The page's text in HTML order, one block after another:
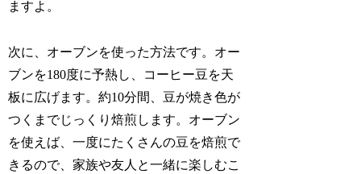
ますよ。
次に、オーブンを使った方法です。オー
ブンを180度に予熱し、コーヒー豆を天
板に広げます。約10分間、豆が焼き色が
つくまでじっくり焙煎します。オーブン
を使えば、一度にたくさんの豆を焙煎で
きるので、家族や友人と一緒に楽しむこ